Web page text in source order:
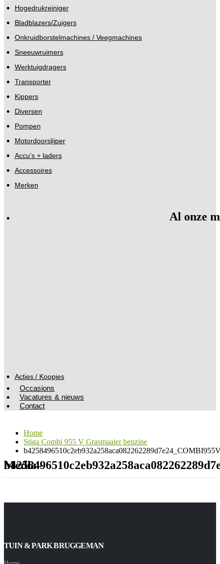
Hogedrukreiniger
Bladblazers/Zuigers
Onkruidborstelmachines / Veegmachines
Sneeuwruimers
Werktuigdragers
Transporter
Kippers
Diversen
Pompen
Motordoorslijper
Accu’s + laders
Accessoires
Merken
Al onze
Acties / Koopjes
Occasions
Vacatures & nieuws
Contact
Home
Stiga Combi 955 V Grasmaaier benzine
Media -
TUIN & PARK BRUGGEMAN